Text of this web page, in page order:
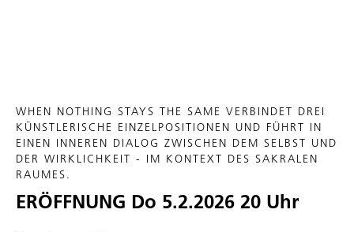
WHEN NOTHING STAYS THE SAME VERBINDET DREI
KÜNSTLERISCHE EINZELPOSITIONEN UND FÜHRT IN
EINEN INNEREN DIALOG ZWISCHEN DEM SELBST UND
DER WIRKLICHKEIT - IM KONTEXT DES SAKRALEN
RAUMES.
ERÖFFNUNG Do 5.2.2026 20 Uhr